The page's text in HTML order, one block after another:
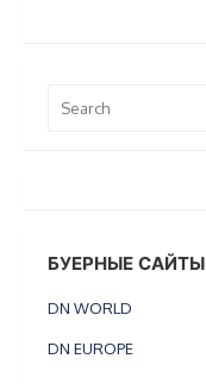
for:
БУЕРНЫЕ САЙТЫ
DN WORLD
DN EUROPE